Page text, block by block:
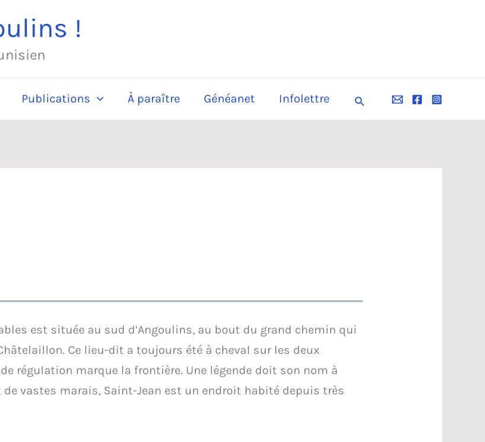
!
Publications À paraître Généanet Infolettre Rechercher
est située au sud d’Angoulins, au bout du grand chemin qui
Ce lieu-dit a toujours été à cheval sur les deux
régulation marque la frontière. Une légende doit son nom à
de vastes marais, Saint-Jean est un endroit habité depuis très